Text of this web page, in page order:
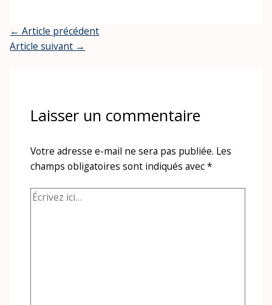
← Article précédent
Article suivant →
Laisser un commentaire
Votre adresse e-mail ne sera pas publiée. Les
champs obligatoires sont indiqués avec*
Écrivez